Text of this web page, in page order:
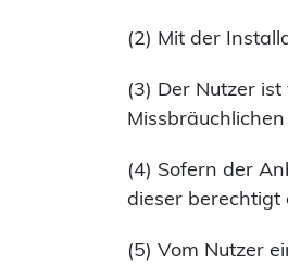
(2) Mit der
(3) Der Nutzer
(4) Sofern der
dieser berechtigt
(5) Vom Nutzer